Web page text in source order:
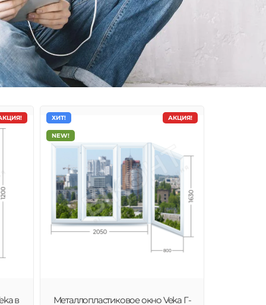
в
АКЦИЯ!
ХИТ!
NEW!
Металлопластиковое окно Veka Г-